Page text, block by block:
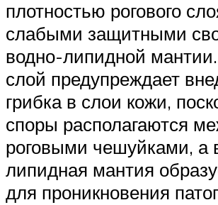
плотностью рогового
слабыми защитными
водно-липидной
слой предупреждает
грибка в слои кожи,
споры располагаются
роговыми чешуйками, а
липидная мантия
для проникновения